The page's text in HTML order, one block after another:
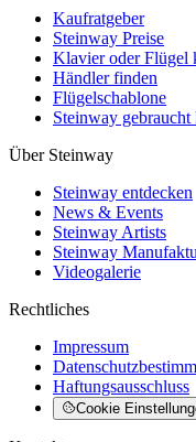
Kaufratgeber
Steinway Preise
Klavier oder Flügel
Händler finden
Flügelschablone
Steinway gebraucht
Über Steinway
Steinway entdecken
News & Events
Steinway Artists
Steinway
Videogalerie
Rechtliches
Impressum
Haftungsausschluss
Cookie